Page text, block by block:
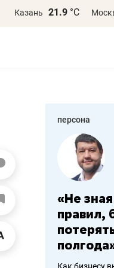
Казань 21.9 °С
персона
работа «Не
правил,